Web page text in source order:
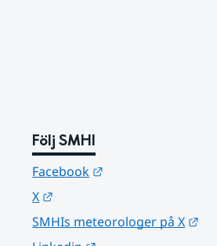
Följ SMHI
Facebook
X
SMHIs meteorologer på X